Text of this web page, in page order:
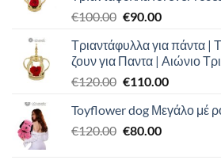
€100.00 Original
was:
€100.00.
€90.00Η
τιμή
είναι:
€90.00.
Τριαντάφυλλα για πάντα |
ζουν για Παντα | Αιώνιο
€120.00 Original
was:
€120.00.
€110.00Η
τιμή
Toyflower dog Μεγάλο μέ
€120.00 Original
€80.00Η